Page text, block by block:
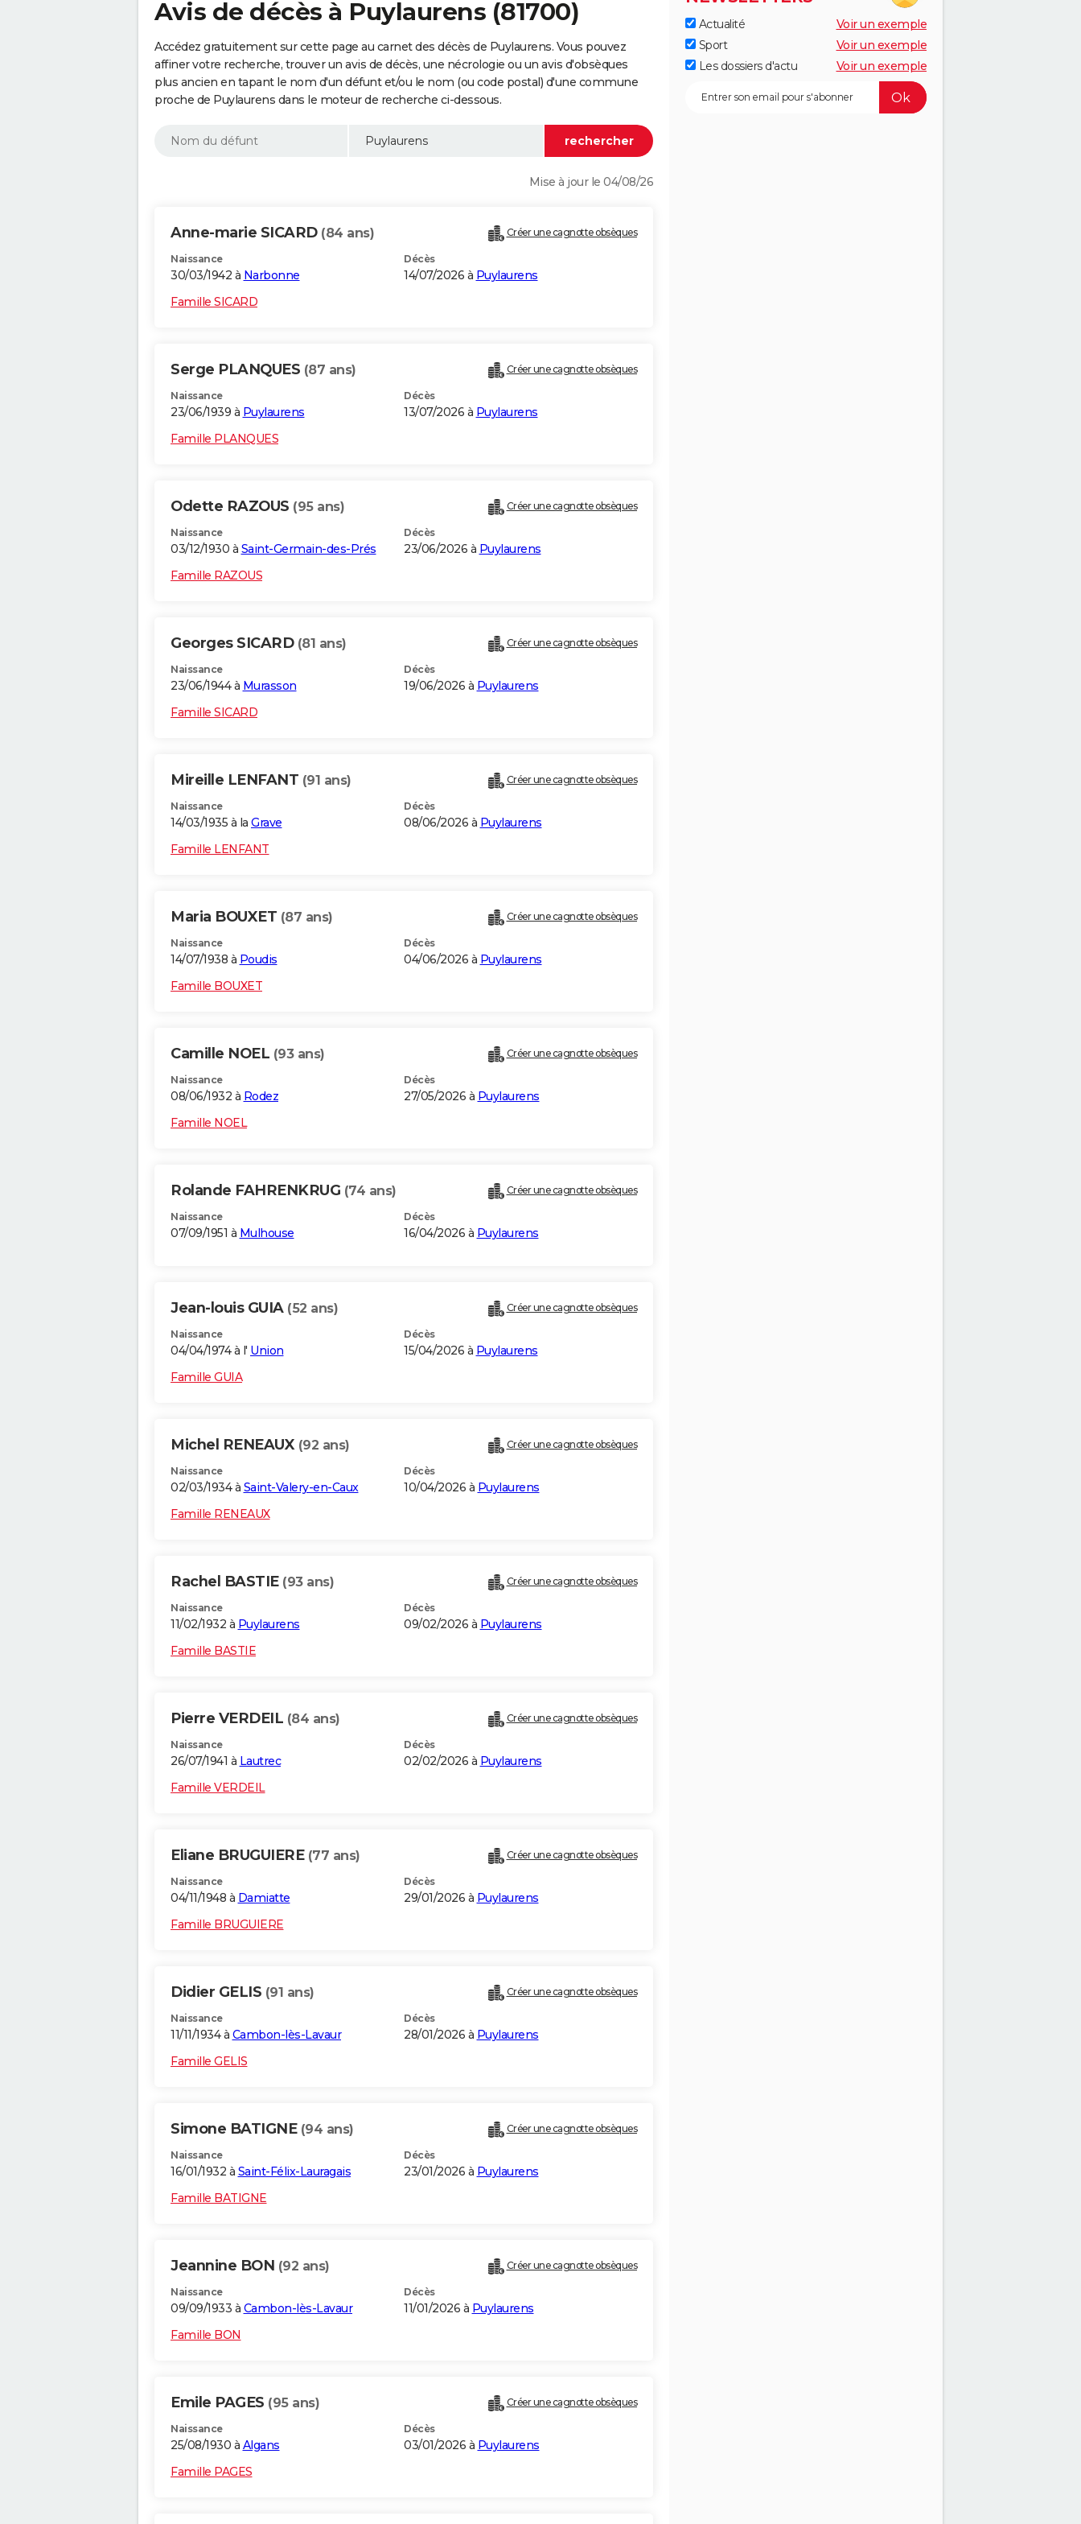
Avis de décès à Puylaurens (81700)
Accédez gratuitement sur cette page au carnet des décès de Puylaurens. Vous pouvez
affiner votre recherche, trouver un avis de décès, une nécrologie ou un avis d'obsèques
plus ancien en tapant le nom d'un défunt et/ou le nom (ou code postal) d'une commune
proche de Puylaurens dans le moteur de recherche ci-dessous.
Mise à jour le 04/08/26
Anne-marie SICARD (84 ans) Créer une cagnotte obsèques
Naissance
30/03/1942 à Narbonne
Décès
14/07/2026 à Puylaurens
Famille SICARD
Serge PLANQUES (87 ans) Créer une cagnotte obsèques
Naissance
23/06/1939 à Puylaurens
Décès
13/07/2026 à Puylaurens
Famille PLANQUES
Odette RAZOUS (95 ans) Créer une cagnotte obsèques
Naissance
03/12/1930 à Saint-Germain-des-Prés
Décès
23/06/2026 à Puylaurens
Famille RAZOUS
Georges SICARD (81 ans) Créer une cagnotte obsèques
Naissance
23/06/1944 à Murasson
Décès
19/06/2026 à Puylaurens
Famille SICARD
Mireille LENFANT (91 ans) Créer une cagnotte obsèques
Naissance
14/03/1935 à la Grave
Décès
08/06/2026 à Puylaurens
Famille LENFANT
Maria BOUXET (87 ans) Créer une cagnotte obsèques
Naissance
14/07/1938 à Poudis
Décès
04/06/2026 à Puylaurens
Famille BOUXET
Camille NOEL (93 ans) Créer une cagnotte obsèques
Naissance
08/06/1932 à Rodez
Décès
27/05/2026 à Puylaurens
Famille NOEL
Rolande FAHRENKRUG (74 ans) Créer une cagnotte obsèques
Naissance
07/09/1951 à Mulhouse
Décès
16/04/2026 à Puylaurens
Jean-louis GUIA (52 ans) Créer une cagnotte obsèques
Naissance
04/04/1974 à l' Union
Décès
15/04/2026 à Puylaurens
Famille GUIA
Michel RENEAUX (92 ans) Créer une cagnotte obsèques
Naissance
02/03/1934 à Saint-Valery-en-Caux
Décès
10/04/2026 à Puylaurens
Famille RENEAUX
Rachel BASTIE (93 ans) Créer une cagnotte obsèques
Naissance
11/02/1932 à Puylaurens
Décès
09/02/2026 à Puylaurens
Famille BASTIE
Pierre VERDEIL (84 ans) Créer une cagnotte obsèques
Naissance
26/07/1941 à Lautrec
Décès
02/02/2026 à Puylaurens
Famille VERDEIL
Eliane BRUGUIERE (77 ans) Créer une cagnotte obsèques
Naissance
04/11/1948 à Damiatte
Décès
29/01/2026 à Puylaurens
Famille BRUGUIERE
Didier GELIS (91 ans) Créer une cagnotte obsèques
Naissance
11/11/1934 à Cambon-lès-Lavaur
Décès
28/01/2026 à Puylaurens
Famille GELIS
Simone BATIGNE (94 ans) Créer une cagnotte obsèques
Naissance
16/01/1932 à Saint-Félix-Lauragais
Décès
23/01/2026 à Puylaurens
Famille BATIGNE
Jeannine BON (92 ans) Créer une cagnotte obsèques
Naissance
09/09/1933 à Cambon-lès-Lavaur
Décès
11/01/2026 à Puylaurens
Famille BON
Emile PAGES (95 ans) Créer une cagnotte obsèques
Naissance
25/08/1930 à Algans
Décès
03/01/2026 à Puylaurens
Famille PAGES
Actualité
Voir un exemple
Sport
Voir un exemple
Les dossiers d'actu
Voir un exemple